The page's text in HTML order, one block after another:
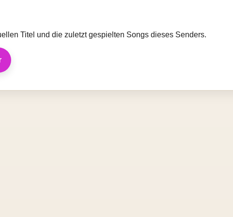
Titel und die zuletzt gespielten Songs dieses Senders.